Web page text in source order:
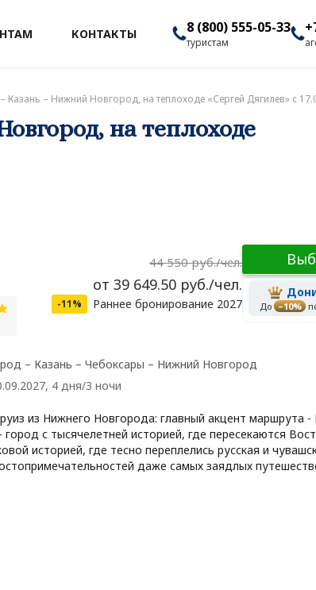
КОНТАКТЫ 8 (800) 555-05-33
туристам
– Нижний Новгород, на теплоходе «Сергей Дягилев» с
на теплоходе
44 550 руб./чел.
от 39 649.50 руб./чел.
-11% Раннее бронирование 2027 До –10%
– Казань – Чебоксары – Нижний Новгород
4 дня/3 ночи
из Нижнего Новгорода: главный акцент маршрута
с тысячелетней историей, где пересекаются
историей, где тесно переплелись русская и
даже самых заядлых